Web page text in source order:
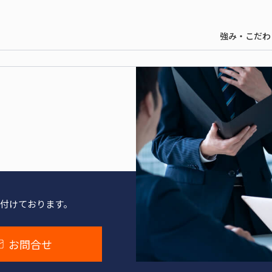
強み・こだ
けております。
お問合せ